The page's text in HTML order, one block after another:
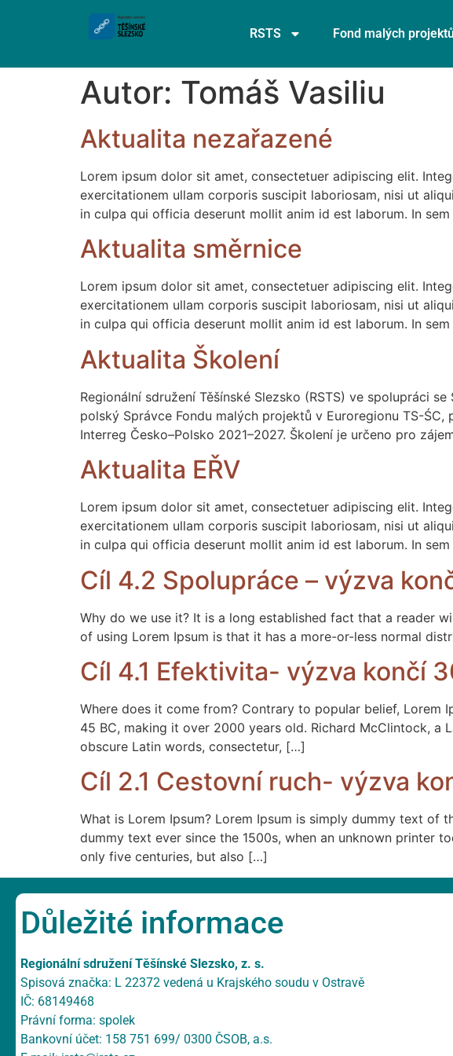
RSTS Fond malých projektů
Autor: Tomáš Vasiliu
Aktualita nezařazené
Lorem ipsum dolor sit amet, consectetuer adipiscing elit.
exercitationem ullam corporis suscipit laboriosam, nisi ut
in culpa qui officia deserunt mollit anim id est laborum. In
Aktualita směrnice
Lorem ipsum dolor sit amet, consectetuer adipiscing elit.
exercitationem ullam corporis suscipit laboriosam, nisi ut
in culpa qui officia deserunt mollit anim id est laborum. In
Aktualita Školení
Regionální sdružení Těšínské Slezsko (RSTS) ve spolupráci
polský Správce Fondu malých projektů v Euroregionu TS-
Interreg Česko–Polsko 2021–2027. Školení je určeno pro
Aktualita EŘV
Lorem ipsum dolor sit amet, consectetuer adipiscing elit.
exercitationem ullam corporis suscipit laboriosam, nisi ut
in culpa qui officia deserunt mollit anim id est laborum. In
Cíl 4.2 Spolupráce – výzva
Why do we use it? It is a long established fact that a reader
of using Lorem Ipsum is that it has a more-or-less normal
Cíl 4.1 Efektivita- výzva končí
Where does it come from? Contrary to popular belief,
45 BC, making it over 2000 years old. Richard McClintock,
obscure Latin words, consectetur, […]
Cíl 2.1 Cestovní ruch- výzva
What is Lorem Ipsum? Lorem Ipsum is simply dummy text of
dummy text ever since the 1500s, when an unknown printer
only five centuries, but also […]
Důležité informace
Regionální sdružení Těšínské Slezsko, z. s.
Spisová značka: L 22372 vedená u Krajského soudu v Ostravě
IČ: 68149468
Právní forma: spolek
Bankovní účet: 158 751 699/ 0300 ČSOB, a.s.